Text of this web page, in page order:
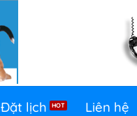
Đặt lịch Liên hệ